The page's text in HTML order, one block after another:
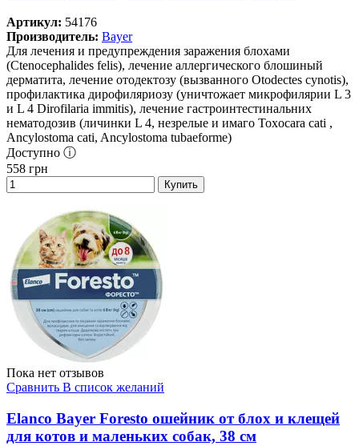
Артикул: 54176
Производитель: Bayer
Для лечения и предупреждения заражения блохами
(Ctenocephalides felis), лечение аллергического блошиный
дерматита, лечение отодектозу (вызванного Otodectes cynotis),
профилактика дирофиляриозу (уничтожает микрофилярии L 3
и L 4 Dirofilaria immitis), лечение гастроинтестинальних
нематодозив (личинки L 4, незрелые и имаго Toxocara cati ,
Ancylostoma cati, Ancylostoma tubaeforme)
Доступно ⓘ
558 грн
Купить
Пока нет отзывов
Сравнить В список желаний
Elanco Bayer Foresto ошейник от блох и клещей
для котов и маленьких собак, 38 см